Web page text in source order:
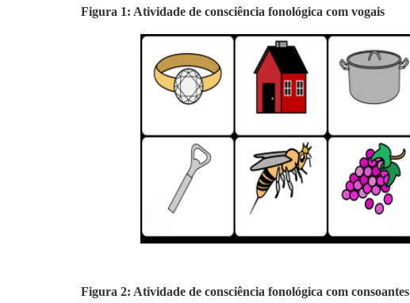
Figura 1: Atividade de consciência fonológica com vogais
Figura 2: Atividade de consciência fonológica com consoantes